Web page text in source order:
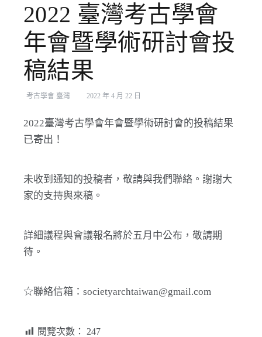
2022 臺灣考古學會
年會暨學術研討會投
稿結果
考古學會 臺灣 2022 年 4 月 22 日
2022臺灣考古學會年會暨學術研討會的投稿結果
已寄出！
未收到通知的投稿者，敬請與我們聯絡。謝謝大
家的支持與來稿。
詳細議程與會議報名將於五月中公布，敬請期
待。
☆聯絡信箱：societyarchtaiwan@gmail.com
閱覽次數： 247